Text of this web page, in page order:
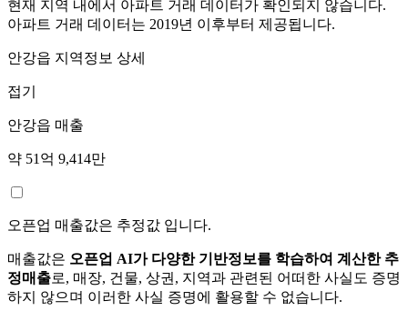
현재 지역 내에서 아파트 거래 데이터가 확인되지 않습니다.
아파트 거래 데이터는 2019년 이후부터 제공됩니다.
안강읍 지역정보 상세
접기
안강읍 매출
약 51억 9,414만
오픈업 매출값은 추정값 입니다.
매출값은 오픈업 AI가 다양한 기반정보를 학습하여 계산한 추
정매출로, 매장, 건물, 상권, 지역과 관련된 어떠한 사실도 증명
하지 않으며 이러한 사실 증명에 활용할 수 없습니다.